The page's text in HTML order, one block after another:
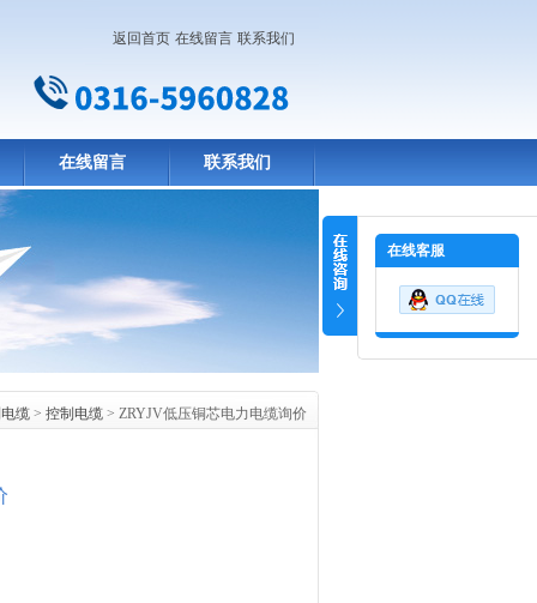
返回首页 在线留言 联系我们
在线留言 联系我们
缆 > 控制电缆 > ZRYJV低压铜芯电力电缆询价
在线客服